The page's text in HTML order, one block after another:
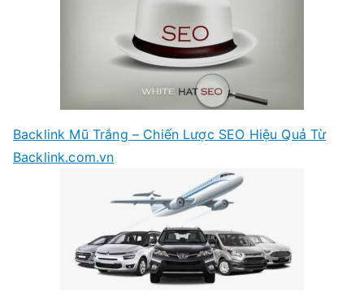
Backlink Mũ Trắng – Chiến Lược SEO Hiệu Quả Từ
Backlink.com.vn